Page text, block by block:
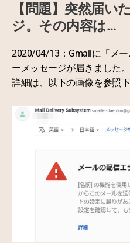
【問題】突然届い
ジ。その内容は…
2020/04/13：Gmailに「メ
ーメッセージが届きました。
詳細は、以下の画像を参照下